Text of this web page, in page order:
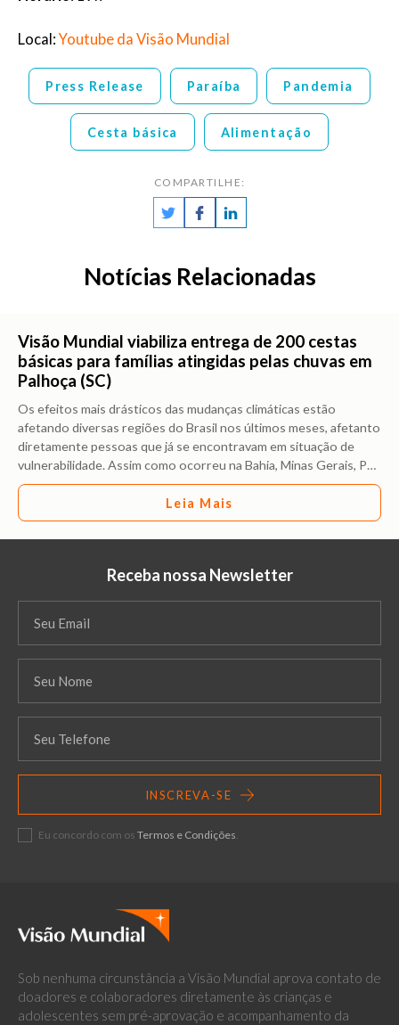
Local:Youtube da Visão Mundial
Press Release Paraíba Pandemia
Cesta básica Alimentação
COMPARTILHE:
Notícias Relacionadas
Visão Mundial viabiliza entrega de 200 cestas
básicas para famílias atingidas pelas chuvas em
Palhoça (SC)
Os efeitos mais drásticos das mudanças climáticas estão
afetando diversas regiões do Brasil nos últimos meses, afetanto
diretamente pessoas que já se encontravam em situação de
vulnerabilidade. Assim como ocorreu na Bahia, Minas Gerais, P…
Leia Mais
Receba nossa Newsletter
INSCREVA-SE
Eu concordo com os Termos e Condições.
Sob nenhuma circunstância a Visão Mundial aprova contato de
doadores e colaboradores diretamente às crianças e
adolescentes sem pré-aprovação e acompanhamento da